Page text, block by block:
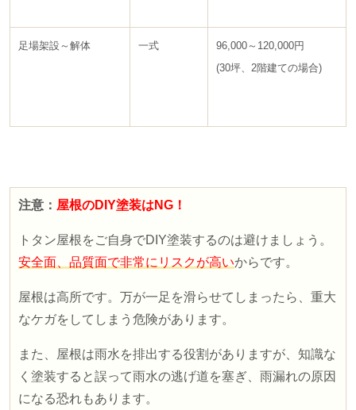
足場架設～解体 一式
96,000～120,000円
(30坪、2階建ての場合)
注意： 屋根のDIY塗装はNG！
トタン屋根をご自身でDIY塗装するのは避けましょう。
安全面、品質面で非常にリスクが高いからです。
屋根は高所です。万が一足を滑らせてしまったら、重大
なケガをしてしまう危険があります。
また、屋根は雨水を排出する役割がありますが、知識な
く塗装すると誤って雨水の逃げ道を塞ぎ、雨漏れの原因
になる恐れもあります。